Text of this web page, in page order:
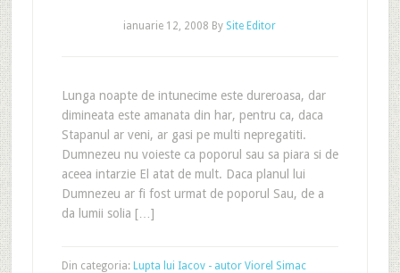
ianuarie 12, 2008 By Site Editor
Lunga noapte de intunecime este dureroasa, dar
dimineata este amanata din har, pentru ca, daca
Stapanul ar veni, ar gasi pe multi nepregatiti.
Dumnezeu nu voieste ca poporul sau sa piara si de
aceea intarzie El atat de mult. Daca planul lui
Dumnezeu ar fi fost urmat de poporul Sau, de a
da lumii solia […]
Din categoria: Lupta lui Iacov - autor Viorel Simac